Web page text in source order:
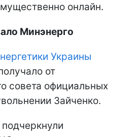
онлайн.
Минэнерго
Украины
от
совета официальных
Зайченко.